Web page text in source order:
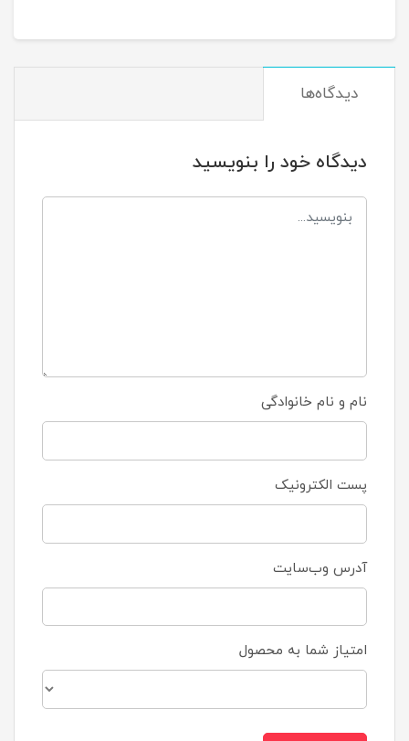
دیدگاه‌ها
دیدگاه خود را بنویسید
نام و نام خانوادگی
پست الکترونیک
آدرس وب‌سایت
امتیاز شما به محصول